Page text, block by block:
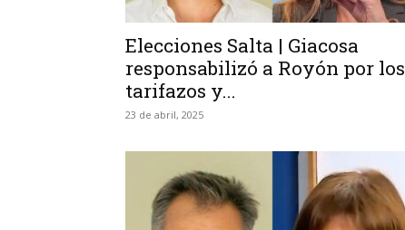
Elecciones Salta | Giacosa
responsabilizó a Royón por los
tarifazos y...
23 de abril, 2025